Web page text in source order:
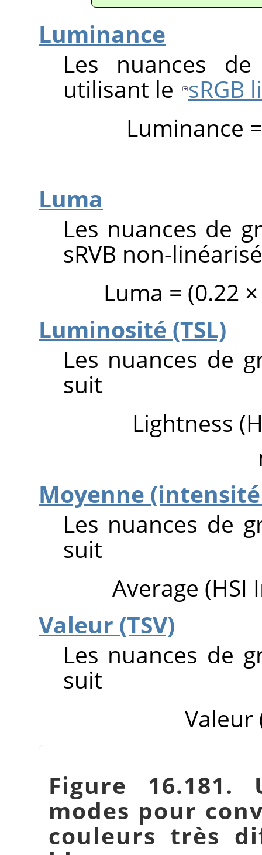
Luminance
Les nuances
utilisant le sRGB
Luminance
Luma
Les nuances de
sRVB non-linéarisé
Luma = (0.22
Luminosité (TSL)
Les nuances de
suit
Lightness
Moyenne (intensité
Les nuances de
suit
Average (HSI
Valeur (TSV)
Les nuances de
suit
Valeur
Figure
modes pour
couleurs très